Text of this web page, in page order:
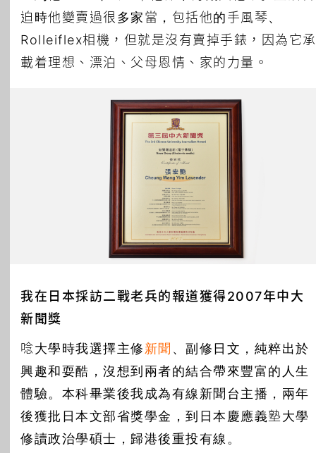
迫時他變賣過很多家當，包括他的手風琴、
Rolleiflex相機，但就是沒有賣掉手錶，因為它承
載着理想、漂泊、父母恩情、家的力量。
我在日本採訪二戰老兵的報道獲得2007年中大
新聞獎
唸大學時我選擇主修新聞 、副修日文，純粹出於
興趣和耍酷，沒想到兩者的結合帶來豐富的人生
體驗。本科畢業後我成為有線新聞台主播，兩年
後獲批日本文部省獎學金，到日本慶應義塾大學
修讀政治學碩士，歸港後重投有線。